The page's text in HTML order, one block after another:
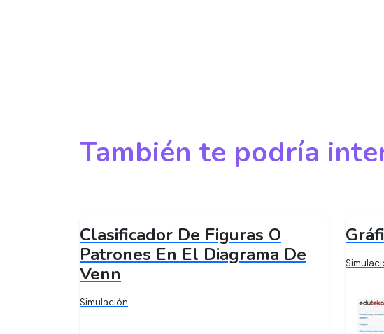
También te podría
Clasificador De Figuras O
Patrones En El Diagrama De
Venn
Simulación